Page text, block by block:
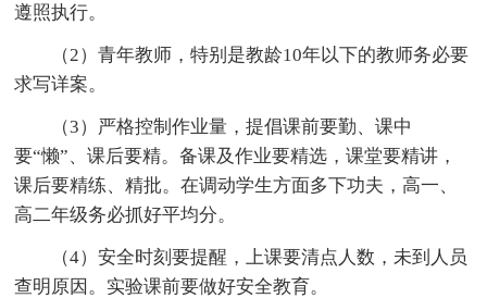
遵照执行。
（2）青年教师，特别是教龄10年以下的教师务必要
求写详案。
（3）严格控制作业量，提倡课前要勤、课中
要“懒”、课后要精。备课及作业要精选，课堂要精讲，
课后要精练、精批。在调动学生方面多下功夫，高一、
高二年级务必抓好平均分。
（4）安全时刻要提醒，上课要清点人数，未到人员
查明原因。实验课前要做好安全教育。